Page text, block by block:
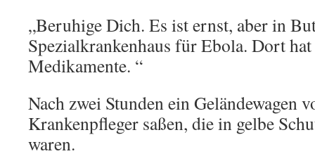
„Beruhige Dich. Es ist ernst, aber in
Spezialkrankenhaus für Ebola. Dort hat
Medikamente. “
Nach zwei Stunden ein Geländewagen
Krankenpfleger saßen, die in gelbe
waren.